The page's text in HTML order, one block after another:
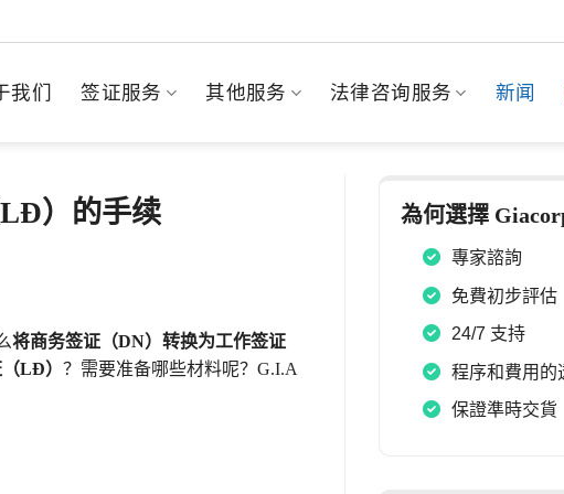
们 签证服务 其他服务 法律咨询服务 新闻
）的手续
将商务签证（DN）转换为工作签证
LĐ） ？需要准备哪些材料呢？G.I.A
為何選擇
專家諮詢
免費初步評估
24/7 支持
程序和費用的
保證準時交貨